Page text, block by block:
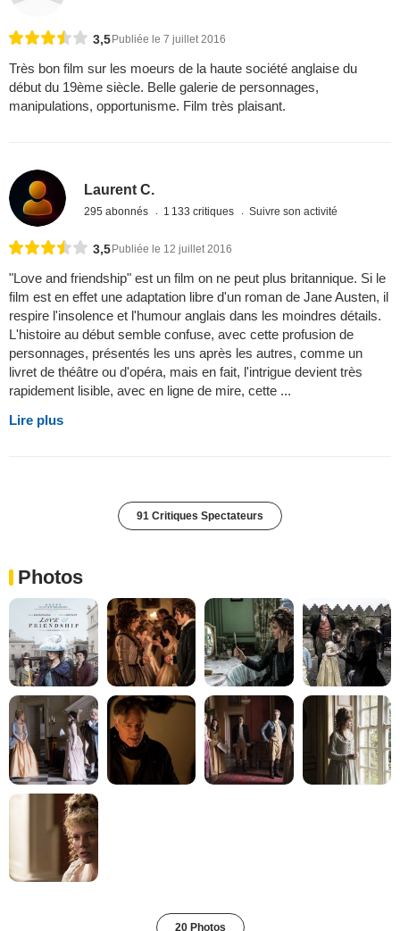
3,5Publiée le 7 juillet 2016
Très bon film sur les moeurs de la haute société anglaise du
début du 19ème siècle. Belle galerie de personnages,
manipulations, opportunisme. Film très plaisant.
Laurent C.
295 abonnés 1 133 critiques Suivre son activité
3,5 Publiée le 12 juillet 2016
"Love and friendship" est un film on ne peut plus britannique. Si le
film est en effet une adaptation libre d'un roman de Jane Austen, il
respire l'insolence et l'humour anglais dans les moindres détails.
L'histoire au début semble confuse, avec cette profusion de
personnages, présentés les uns après les autres, comme un
livret de théâtre ou d'opéra, mais en fait, l'intrigue devient très
rapidement lisible, avec en ligne de mire, cette ...
Lire plus
91 Critiques Spectateurs
Photos
20 Photos